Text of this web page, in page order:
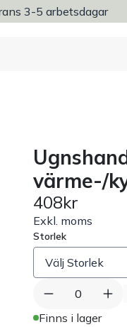
3-5 arbetsdagar
värme-/
408kr
Exkl. moms
Storlek
0
Finns i lager